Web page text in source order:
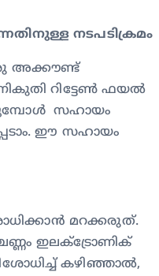
നടപടിക്രമം
അക്കൗണ്ട്
റിട്ടേൺ ഫയൽ
സഹായം
ഈ സഹായം
മറക്കരുത്.
ഇലക്ട്രോണിക്
കഴിഞ്ഞാൽ,